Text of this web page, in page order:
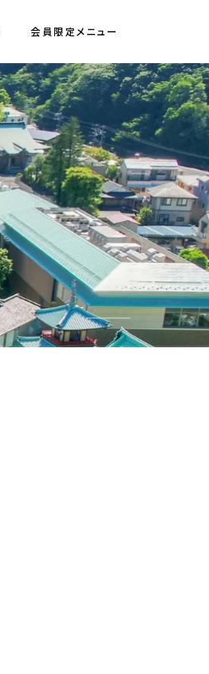
会員限定メニュー